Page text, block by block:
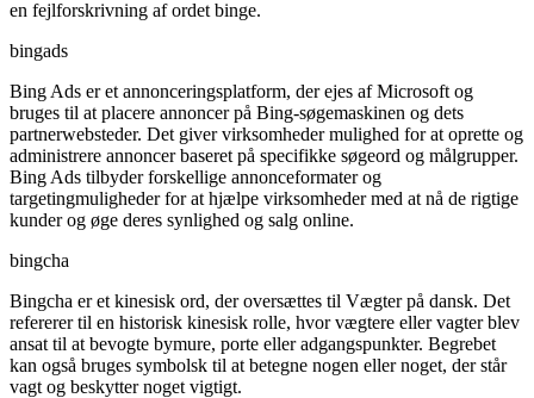
en fejlforskrivning af ordet binge.
bingads
Bing Ads er et annonceringsplatform, der ejes af Microsoft og
bruges til at placere annoncer på Bing-søgemaskinen og dets
partnerwebsteder. Det giver virksomheder mulighed for at oprette og
administrere annoncer baseret på specifikke søgeord og målgrupper.
Bing Ads tilbyder forskellige annonceformater og
targetingmuligheder for at hjælpe virksomheder med at nå de rigtige
kunder og øge deres synlighed og salg online.
bingcha
Bingcha er et kinesisk ord, der oversættes til Vægter på dansk. Det
refererer til en historisk kinesisk rolle, hvor vægtere eller vagter blev
ansat til at bevogte bymure, porte eller adgangspunkter. Begrebet
kan også bruges symbolsk til at betegne nogen eller noget, der står
vagt og beskytter noget vigtigt.